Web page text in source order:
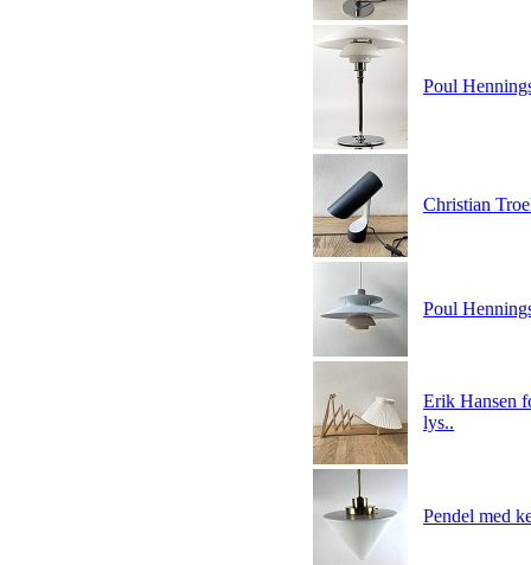
Poul
Christian
Poul
Erik Hansen
lys..
Pendel med